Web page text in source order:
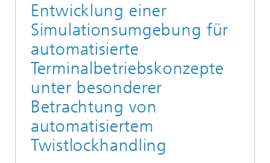
Entwicklung einer
Simulationsumgebung für
automatisierte
Terminalbetriebskonzepte
unter besonderer
Betrachtung von
automatisiertem
Twistlockhandling